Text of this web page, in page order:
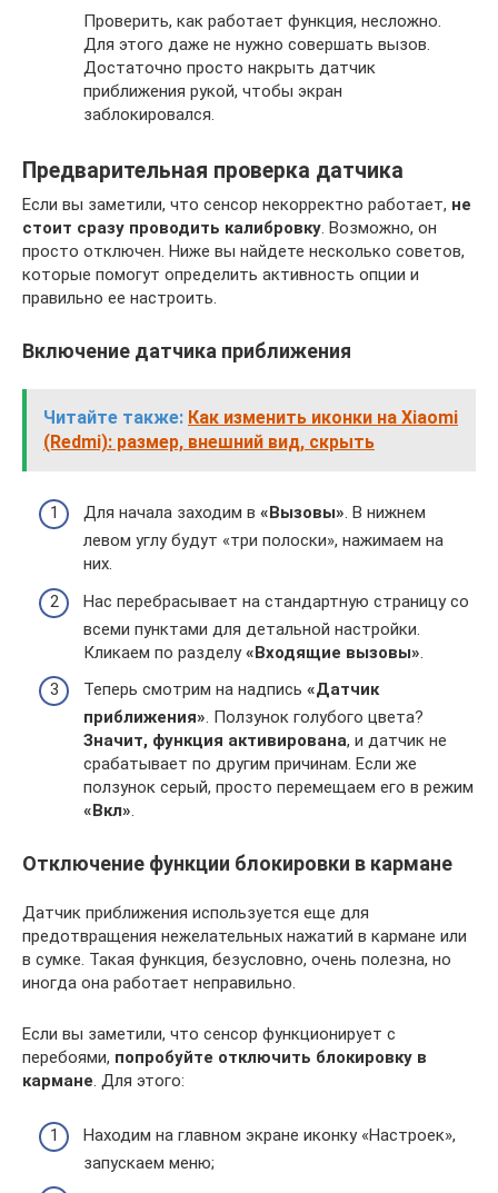
Проверить, как работает функция, несложно.
Для этого даже не нужно совершать вызов.
Достаточно просто накрыть датчик
приближения рукой, чтобы экран
заблокировался.
Предварительная проверка датчика
Если вы заметили, что сенсор некорректно работает, не
стоит сразу проводить калибровку . Возможно, он
просто отключен. Ниже вы найдете несколько советов,
которые помогут определить активность опции и
правильно ее настроить.
Включение датчика приближения
Читайте также: Как изменить иконки на Xiaomi
(Redmi): размер, внешний вид, скрыть
Для начала заходим в «Вызовы». В нижнем
левом углу будут «три полоски», нажимаем на
них.
Нас перебрасывает на стандартную страницу со
всеми пунктами для детальной настройки.
Кликаем по разделу«Входящие вызовы»
Теперь смотрим на надпись «Датчик
приближения». Ползунок голубого цвета?
Значит, функция активирована, и датчик не
срабатывает по другим причинам. Если же
ползунок серый, просто перемещаем его в режим
«Вкл».
Отключение функции блокировки в кармане
Датчик приближения используется еще для
предотвращения нежелательных нажатий в кармане или
в сумке. Такая функция, безусловно, очень полезна, но
иногда она работает неправильно.
Если вы заметили, что сенсор функционирует с
перебоями, попробуйте отключить блокировку в
кармане. Для этого:
Находим на главном экране иконку «Настроек»,
запускаем меню;